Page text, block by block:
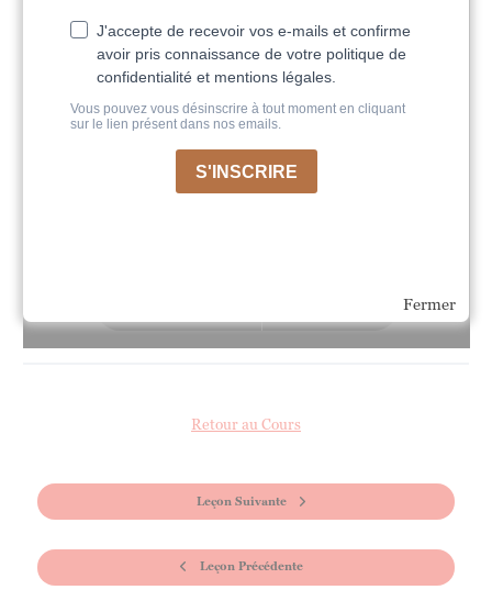
Leçon Précédente
Retour au Cours
Leçon Suivante
Fermer